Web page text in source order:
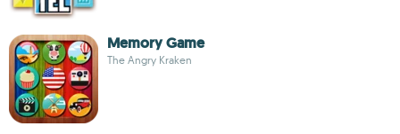
Memory Game
The Angry Kraken